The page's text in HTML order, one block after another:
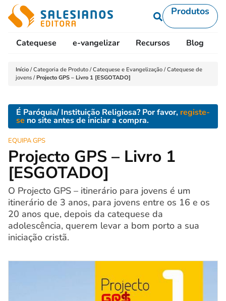
Produtos
Catequese e-vangelizar Recursos Blog
Início /Categoria de Produto /Catequese e Evangelização /Catequese de
jovens /Projecto GPS – Livro 1 [ESGOTADO]
É Paróquia/ Instituição Religiosa? Por favor, registe-
se no site antes de iniciar a compra.
EQUIPA GPS
Projecto GPS – Livro 1
[ESGOTADO]
O Projecto GPS – itinerário para jovens é um
itinerário de 3 anos, para jovens entre os 16 e os
20 anos que, depois da catequese da
adolescência, querem levar a bom porto a sua
iniciação cristã.